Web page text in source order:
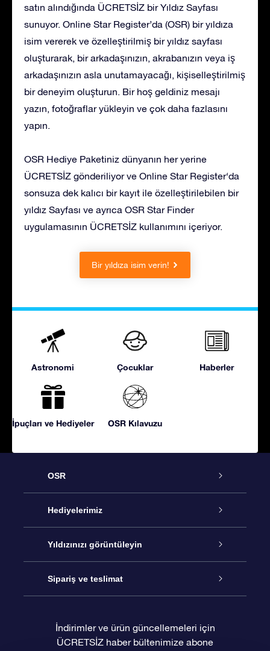
satın alındığında ÜCRETSİZ bir Yıldız Sayfası
sunuyor. Online Star Register’da (OSR) bir yıldıza
isim vererek ve özelleştirilmiş bir yıldız sayfası
oluşturarak, bir arkadaşınızın, akrabanızın veya iş
arkadaşınızın asla unutamayacağı, kişiselleştirilmiş
bir deneyim oluşturun. Bir hoş geldiniz mesajı
yazın, fotoğraflar yükleyin ve çok daha fazlasını
yapın.
OSR Hediye Paketiniz dünyanın her yerine
ÜCRETSİZ gönderiliyor ve Online Star Register‘da
sonsuza dek kalıcı bir kayıt ile özelleştirilebilen bir
yıldız Sayfası ve ayrıca OSR Star Finder
uygulamasının ÜCRETSİZ kullanımını içeriyor.
Bir yıldıza isim verin!
Astronomi Çocuklar Haberler
İpuçları ve Hediyeler OSR Kılavuzu
OSR
Hizmet
İletişim
Blogu
Değerlendirmeler
Hediyelerimiz
Çevrimiçi Yıldız Hediyesi
OSR Hediye Paketi
OSR Hediye Kartı
Yıldızınızı görüntüleyin
Star Register
Kişiselleştirilmiş Yıldız Sayfası
Sipariş ve teslimat
Ödeme bilgileri
İndirimler ve ürün güncellemeleri için
ÜCRETSİZ haber bültenimize abone